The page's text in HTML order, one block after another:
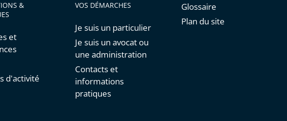
&
et
d'activité
VOS DÉMARCHES
Je suis un particulier
Je suis un avocat ou
une administration
Contacts et
informations
pratiques
Glossaire
Plan du site